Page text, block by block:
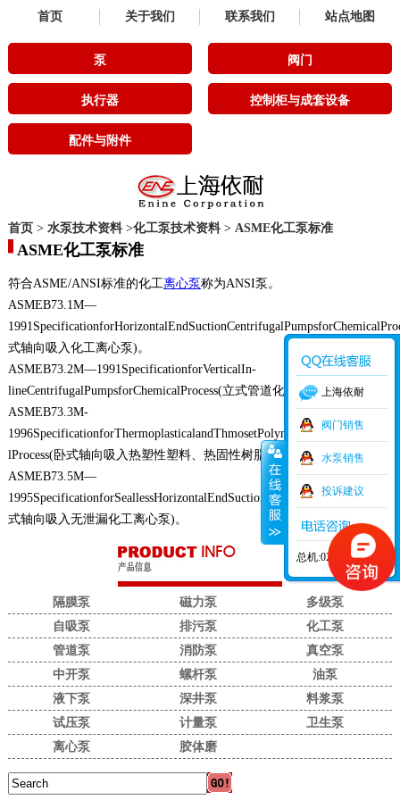
首页 关于我们 联系我们 站点地图
泵 阀门
执行器 控制柜与成套设备
配件与附件
首页> 水泵技术资料>化工泵技术资料> ASME化工泵标准
ASME化工泵标准
符合ASME/ANSI标准的化工离心泵称为ANSI泵。
ASMEB73.1M—
式轴向吸入化工离心泵)。
ASMEB73.2M—1991SpecificationforVerticalIn-
lineCentrifugalPumpsforChemicalProcess(立式管道化工离心泵)
ASMEB73.3M-
lProcess(卧式轴向吸入热塑性塑料、热固性树脂化工
离心泵)
ASMEB73.5M—
式轴向吸入无泄漏化工离心泵)。
隔膜泵 磁力泵
多级泵
自吸泵
排污泵
化工泵
管道泵
消防泵
真空泵
中开泵
螺杆泵
油泵
液下泵
深井泵
料浆泵
试压泵
计量泵
卫生泵
离心泵
胶体磨
上海依耐
阀门销售
水泵销售
投诉建议
总机:021-52914777